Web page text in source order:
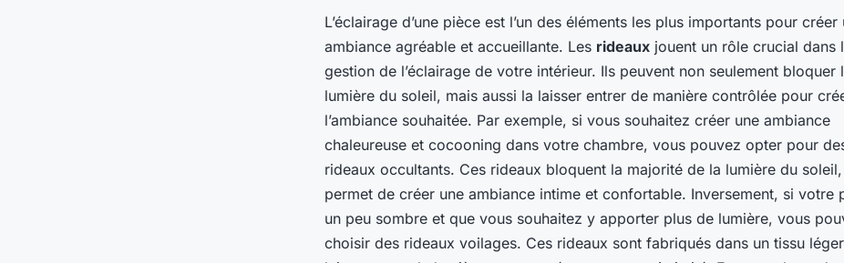
L’éclairage d’une pièce est l’un des éléments les plus importants pour créer
ambiance agréable et accueillante. Les rideaux jouent un rôle crucial dans
gestion de l’éclairage de votre intérieur. Ils peuvent non seulement bloquer
lumière du soleil, mais aussi la laisser entrer de manière contrôlée pour
l’ambiance souhaitée. Par exemple, si vous souhaitez créer une ambiance
chaleureuse et cocooning dans votre chambre, vous pouvez opter pour
rideaux occultants. Ces rideaux bloquent la majorité de la lumière du
permet de créer une ambiance intime et confortable. Inversement, si votre
un peu sombre et que vous souhaitez y apporter plus de lumière, vous
choisir des rideaux voilages. Ces rideaux sont fabriqués dans un tissu